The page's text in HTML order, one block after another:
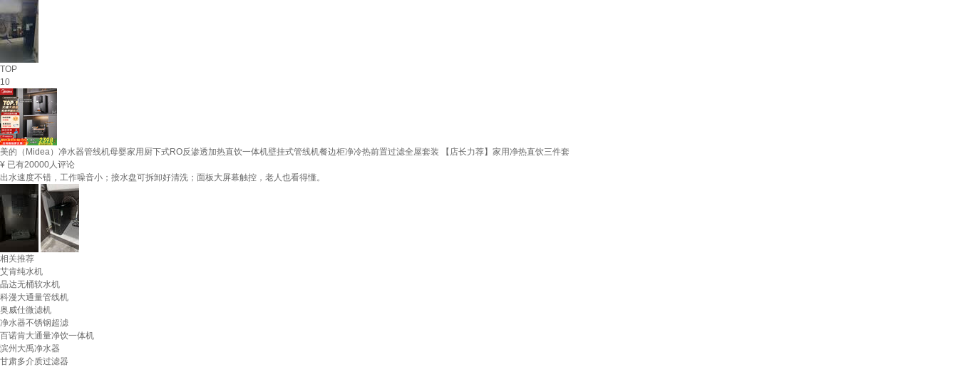
TOP
10
美的（Midea）净水器管线机母婴家用厨下式RO反渗透加热直饮一体机壁挂式管线机餐边柜净冷热前置过滤全屋套装 【店长力荐】家用净热直饮三件套
¥ 已有20000人评论
出水速度不错，工作噪音小；接水盘可拆卸好清洗；面板大屏幕触控，老人也看得懂。
相关推荐
艾肯纯水机
晶达无桶软水机
科漫大通量管线机
奥威仕微滤机
净水器不锈钢超滤
百诺肯大通量净饮一体机
滨州大禹净水器
甘肃多介质过滤器